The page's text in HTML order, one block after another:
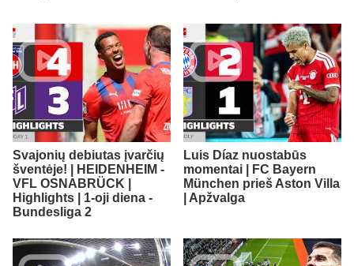
Svajonių debiutas įvarčių
šventėje! | HEIDENHEIM -
VFL OSNABRÜCK |
Highlights | 1-oji diena -
Bundesliga 2
Luis Díaz nuostabūs
momentai | FC Bayern
München prieš Aston Villa
| Apžvalga